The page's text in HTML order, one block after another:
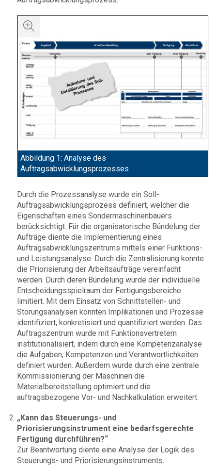
Abbildung 1: Analyse des
Auftragsabwicklungsprozesses
Durch die Prozessanalyse wurde ein Soll-
Auftragsabwicklungsprozess definiert, welcher die
Eigenschaften eines Sondermaschinenbauers
berücksichtigt. Für die organisatorische Bündelung der
Aufträge diente die Implementierung eines
Auftragsabwicklungszentrums mittels einer Funktions-
und Leistungsanalyse. Durch die Zentralisierung konnte
die Priorisierung der Arbeitsaufträge vereinfacht
werden. Durch deren Bündelung wurde der individuelle
Entscheidungsspielraum der Fertigungsbereiche
limitiert. Mit dem Einsatz von Schnittstellen- und
Störungsanalysen konnten Implikationen und Prozesse
identifiziert, konkretisiert und quantifiziert werden. Das
Auftragszentrum wurde mit Funktionsvertretern
institutionalisiert, indem durch eine Kompetenzanalyse
die Aufgaben, Kompetenzen und Verantwortlichkeiten
definiert wurden. Außerdem wurde durch eine zentrale
Kommissionierung der Maschinen die
Materialbereitstellung optimiert und die
auftragsbezogene Vor- und Nachkalkulation erweitert.
„Kann das Steuerungs- und
Priorisierungsinstrument eine bedarfsgerechte
Fertigung durchführen?“
Zur Beantwortung diente eine Analyse der Logik des
Steuerungs- und Priorisierungsinstruments.